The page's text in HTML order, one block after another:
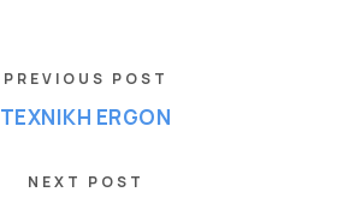
PREVIOUS POST
ΤΕΧΝΙΚΗ ERGON
NEXT POST